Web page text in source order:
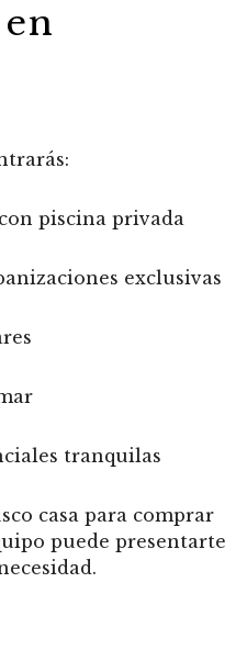
piscina privada
exclusivas
tranquilas
casa para comprar
puede presentarte